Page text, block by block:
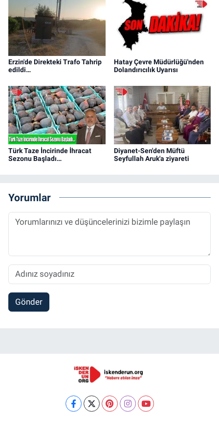
Erzin'de Direkteki Trafo Tahrip
edildi…
Hatay Çevre Müdürlüğü'nden
Dolandırıcılık Uyarısı
Türk Taze İncirinde İhracat
Sezonu Başladı…
Diyanet-Sen'den Müftü
Seyfullah Aruk'a ziyareti
Yorumlar
Gönder